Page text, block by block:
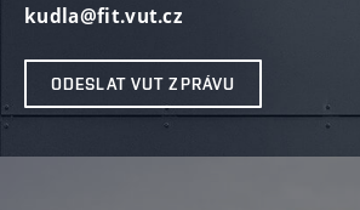
kudla@fit.vut.cz
ODESLAT VUT ZPRÁVU